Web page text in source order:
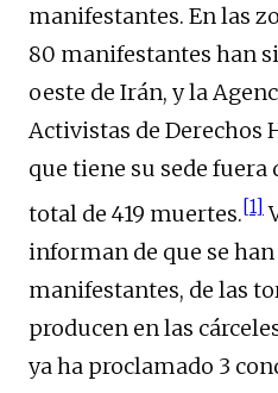
manifestantes. En las
80 manifestantes han
oeste de Irán, y la
Activistas de Derechos
que tiene su sede
total de 419 muertes.[1]
informan de que se han
manifestantes, de las
producen en las
ya ha proclamado 3